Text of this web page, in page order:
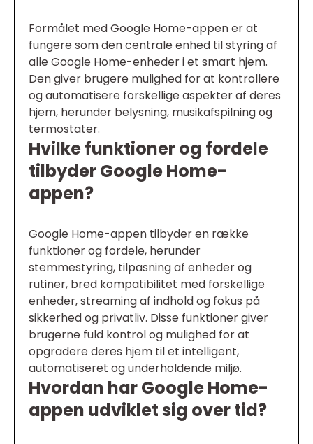
Formålet med Google Home-appen er at
fungere som den centrale enhed til styring af
alle Google Home-enheder i et smart hjem.
Den giver brugere mulighed for at kontrollere
og automatisere forskellige aspekter af deres
hjem, herunder belysning, musikafspilning og
termostater.
Hvilke funktioner og fordele
tilbyder Google Home-
appen?
Google Home-appen tilbyder en række
funktioner og fordele, herunder
stemmestyring, tilpasning af enheder og
rutiner, bred kompatibilitet med forskellige
enheder, streaming af indhold og fokus på
sikkerhed og privatliv. Disse funktioner giver
brugerne fuld kontrol og mulighed for at
opgradere deres hjem til et intelligent,
automatiseret og underholdende miljø.
Hvordan har Google Home-
appen udviklet sig over tid?